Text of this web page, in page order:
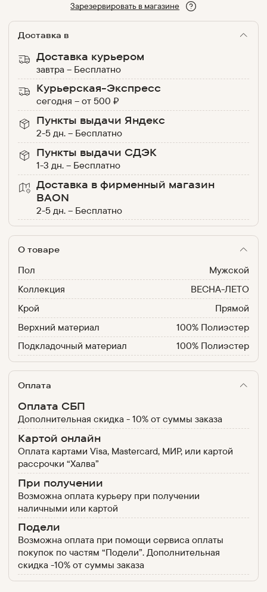
Зарезервировать в магазине
Доставка в
Доставка курьером
завтра – Бесплатно
Курьерская-Экспресс
сегодня –от500 ₽
Пункты выдачи Яндекс
2-5 дн. – Бесплатно
Пункты выдачи СДЭК
1-3 дн. – Бесплатно
Доставка в фирменный магазин
BAON
2-5 дн. – Бесплатно
О товаре
Пол
Мужской
Коллекция
ВЕСНА-ЛЕТО
Крой
Прямой
Верхний материал
100% Полиэстер
Подкладочный материал
100% Полиэстер
Оплата
Оплата СБП
Дополнительная скидка - 10% от суммы заказа
Картой онлайн
Оплата картами Visa, Mastercard, МИР, или картой
рассрочки “Халва”
При получении
Возможна оплата курьеру при получении
наличными или картой
Подели
Возможна оплата при помощи сервиса оплаты
покупок по частям “Подели”. Дополнительная
скидка -10% от суммы заказа